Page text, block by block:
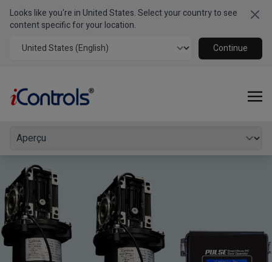
Looks like you're in United States. Select your country to see
content specific for your location.
Continue
Série PULSE 200 Commerciale
Opérateur de porte commercial